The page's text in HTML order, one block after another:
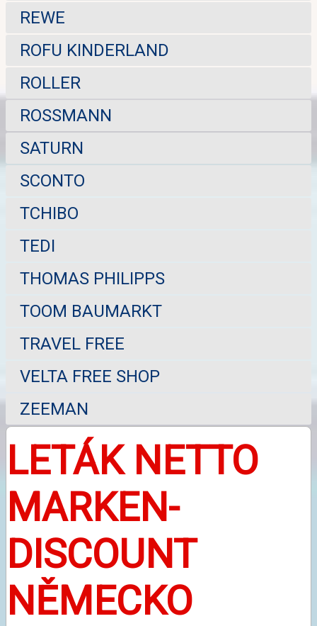
REWE
ROFU KINDERLAND
ROLLER
ROSSMANN
SATURN
SCONTO
TCHIBO
TEDI
THOMAS PHILIPPS
TOOM BAUMARKT
TRAVEL FREE
VELTA FREE SHOP
ZEEMAN
LETÁK NETTO
MARKEN-
DISCOUNT
NĚMECKO